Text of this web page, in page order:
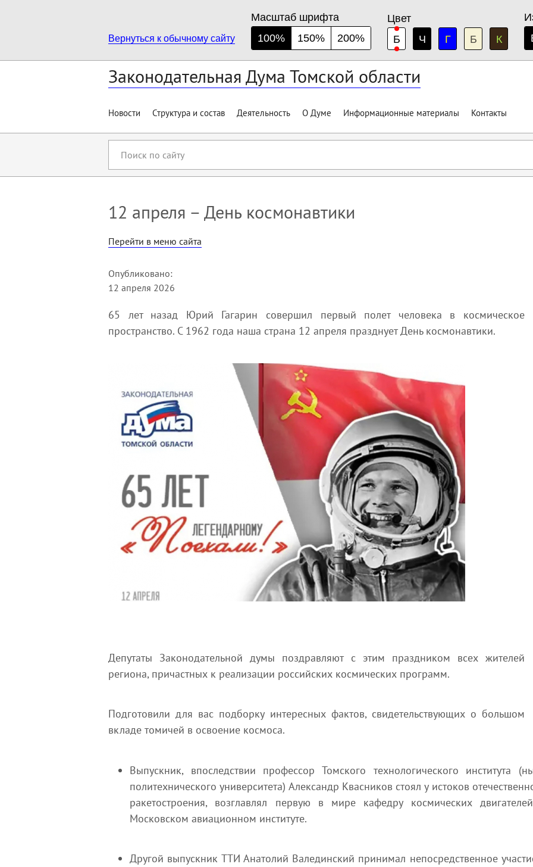
Вернуться к обычному сайту
Масштаб шрифта
100%
150% 200%
Цвет
Б
Ч Г Б К
Законодательная Дума Томской области
Новости Структура и состав Деятельность О Думе Информационные материалы Контакты
сайту
12 апреля – День космонавтики
Перейти в меню сайта
Опубликовано:
12 апреля 2026
65 лет назад Юрий Гагарин совершил первый полет человека в космическое
пространство. С 1962 года наша страна 12 апреля празднует День космонавтики.
Депутаты Законодательной думы поздравляют с этим праздником всех жителей
региона, причастных к реализации российских космических программ.
Подготовили для вас подборку интересных фактов, свидетельствующих о большом
вкладе томичей в освоение космоса.
Выпускник, впоследствии профессор Томского технологического института
политехнического университета) Александр Квасников стоял у истоков
ракетостроения, возглавлял первую в мире кафедру космических
Московском авиационном институте.
Другой выпускник ТТИ Анатолий Валединский принимал непосредственное